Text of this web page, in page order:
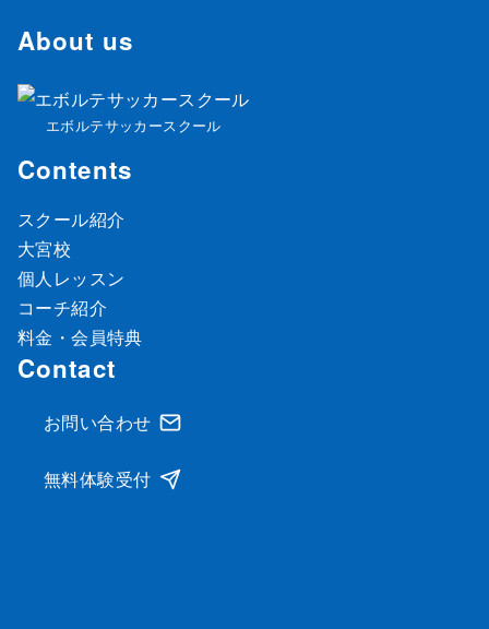
About us
エボルテサッカースクール
Contents
スクール紹介
大宮校
個人レッスン
コーチ紹介
料金・会員特典
Contact
お問い合わせ
無料体験受付